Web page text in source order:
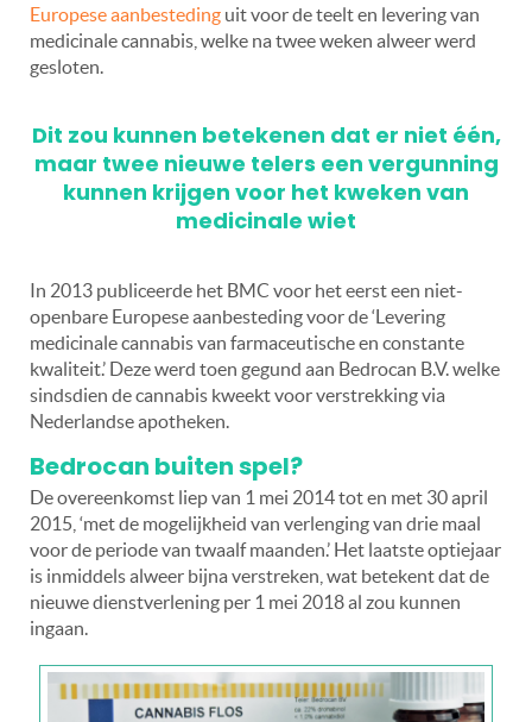
Europese aanbesteding uit voor de teelt en levering van
medicinale cannabis, welke na twee weken alweer werd
gesloten.
Dit zou kunnen betekenen dat er niet één,
maar twee nieuwe telers een vergunning
kunnen krijgen voor het kweken van
medicinale wiet
In 2013 publiceerde het BMC voor het eerst een niet-
openbare Europese aanbesteding voor de ‘Levering
medicinale cannabis van farmaceutische en constante
kwaliteit.’ Deze werd toen gegund aan Bedrocan B.V. welke
sindsdien de cannabis kweekt voor verstrekking via
Nederlandse apotheken.
Bedrocan buiten spel?
De overeenkomst liep van 1 mei 2014 tot en met 30 april
2015, ‘met de mogelijkheid van verlenging van drie maal
voor de periode van twaalf maanden.’ Het laatste optiejaar
is inmiddels alweer bijna verstreken, wat betekent dat de
nieuwe dienstverlening per 1 mei 2018 al zou kunnen
ingaan.